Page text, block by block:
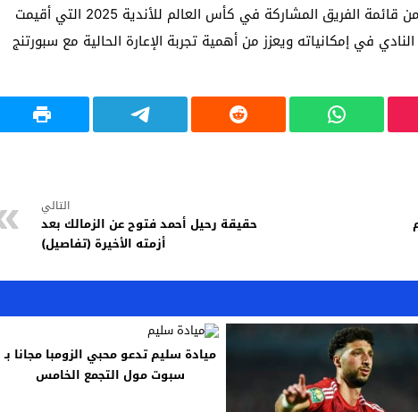
وأكد باريس سان جيرمان أن موسكاردو كان ضمن قائمة الفريق المشاركة في كأس العالم للأندية 2025 التي أقيمت
في إمكانياته ويعزز من أهمية تجربة الإعارة الحالية مع سبورتنج
التالي
حقيقة رحيل أحمد فتوح عن الزمالك بعد
أزمته الأخيرة (تفاصيل)
ميادة سليم تدعو محبي الزومبا مجانا بـ
سبوت مول التجمع الخامس